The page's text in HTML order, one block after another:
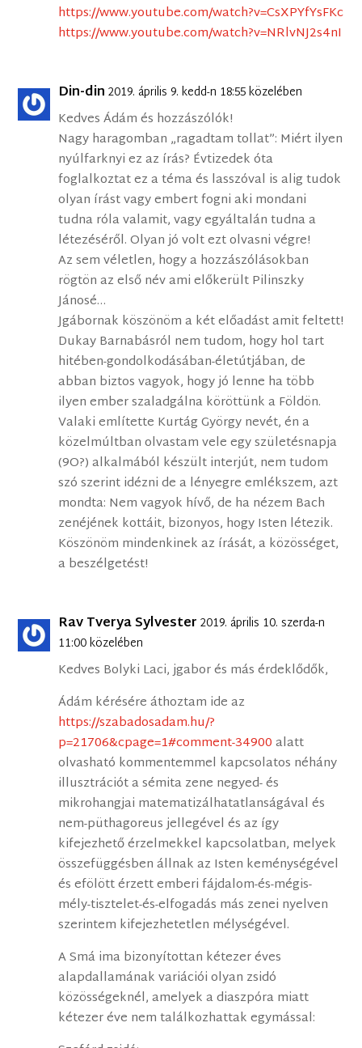
https://www.youtube.com/watch?v=CsXPYfYsFKc
https://www.youtube.com/watch?v=NRlvNJ2s4nI
Din-din 2019. április 9. kedd-n 18:55 közelében
Kedves Ádám és hozzászólók!
Nagy haragomban „ragadtam tollat”: Miért ilyen
nyúlfarknyi ez az írás? Évtizedek óta
foglalkoztat ez a téma és lasszóval is alig tudok
olyan írást vagy embert fogni aki mondani
tudna róla valamit, vagy egyáltalán tudna a
létezéséről. Olyan jó volt ezt olvasni végre!
Az sem véletlen, hogy a hozzászólásokban
rögtön az első név ami előkerült Pilinszky
Jánosé…
Jgábornak köszönöm a két előadást amit feltett!
Dukay Barnabásról nem tudom, hogy hol tart
hitében-gondolkodásában-életútjában, de
abban biztos vagyok, hogy jó lenne ha több
ilyen ember szaladgálna köröttünk a Földön.
Valaki említette Kurtág György nevét, én a
közelmúltban olvastam vele egy születésnapja
(9O?) alkalmából készült interjút, nem tudom
szó szerint idézni de a lényegre emlékszem, azt
mondta: Nem vagyok hívő, de ha nézem Bach
zenéjének kottáit, bizonyos, hogy Isten létezik.
Köszönöm mindenkinek az írását, a közösséget,
a beszélgetést!
Rav Tverya Sylvester 2019. április 10. szerda-n
11:00 közelében
Kedves Bolyki Laci, jgabor és más érdeklődők,
Ádám kérésére áthoztam ide az
https://szabadosadam.hu/?
p=21706&cpage=1#comment-34900alatt
olvasható kommentemmel kapcsolatos néhány
illusztrációt a sémita zene negyed- és
mikrohangjai matematizálhatatlanságával és
nem-püthagoreus jellegével és az így
kifejezhető érzelmekkel kapcsolatban, melyek
összefüggésben állnak az Isten keménységével
és efölött érzett emberi fájdalom-és-mégis-
mély-tisztelet-és-elfogadás más zenei nyelven
szerintem kifejezhetetlen mélységével.
A Smá ima bizonyítottan kétezer éves
alapdallamának variációi olyan zsidó
közösségeknél, amelyek a diaszpóra miatt
kétezer éve nem találkozhattak egymással: